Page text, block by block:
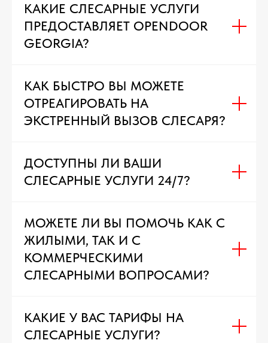
КАКИЕ СЛЕСАРНЫЕ УСЛУГИ
ПРЕДОСТАВЛЯЕТ OPENDOOR
GEORGIA?
КАК БЫСТРО ВЫ МОЖЕТЕ
ОТРЕАГИРОВАТЬ НА
ЭКСТРЕННЫЙ ВЫЗОВ СЛЕСАРЯ?
ДОСТУПНЫ ЛИ ВАШИ
СЛЕСАРНЫЕ УСЛУГИ 24/7?
МОЖЕТЕ ЛИ ВЫ ПОМОЧЬ КАК С
ЖИЛЫМИ, ТАК И С
КОММЕРЧЕСКИМИ
СЛЕСАРНЫМИ ВОПРОСАМИ?
КАКИЕ У ВАС ТАРИФЫ НА
СЛЕСАРНЫЕ УСЛУГИ?